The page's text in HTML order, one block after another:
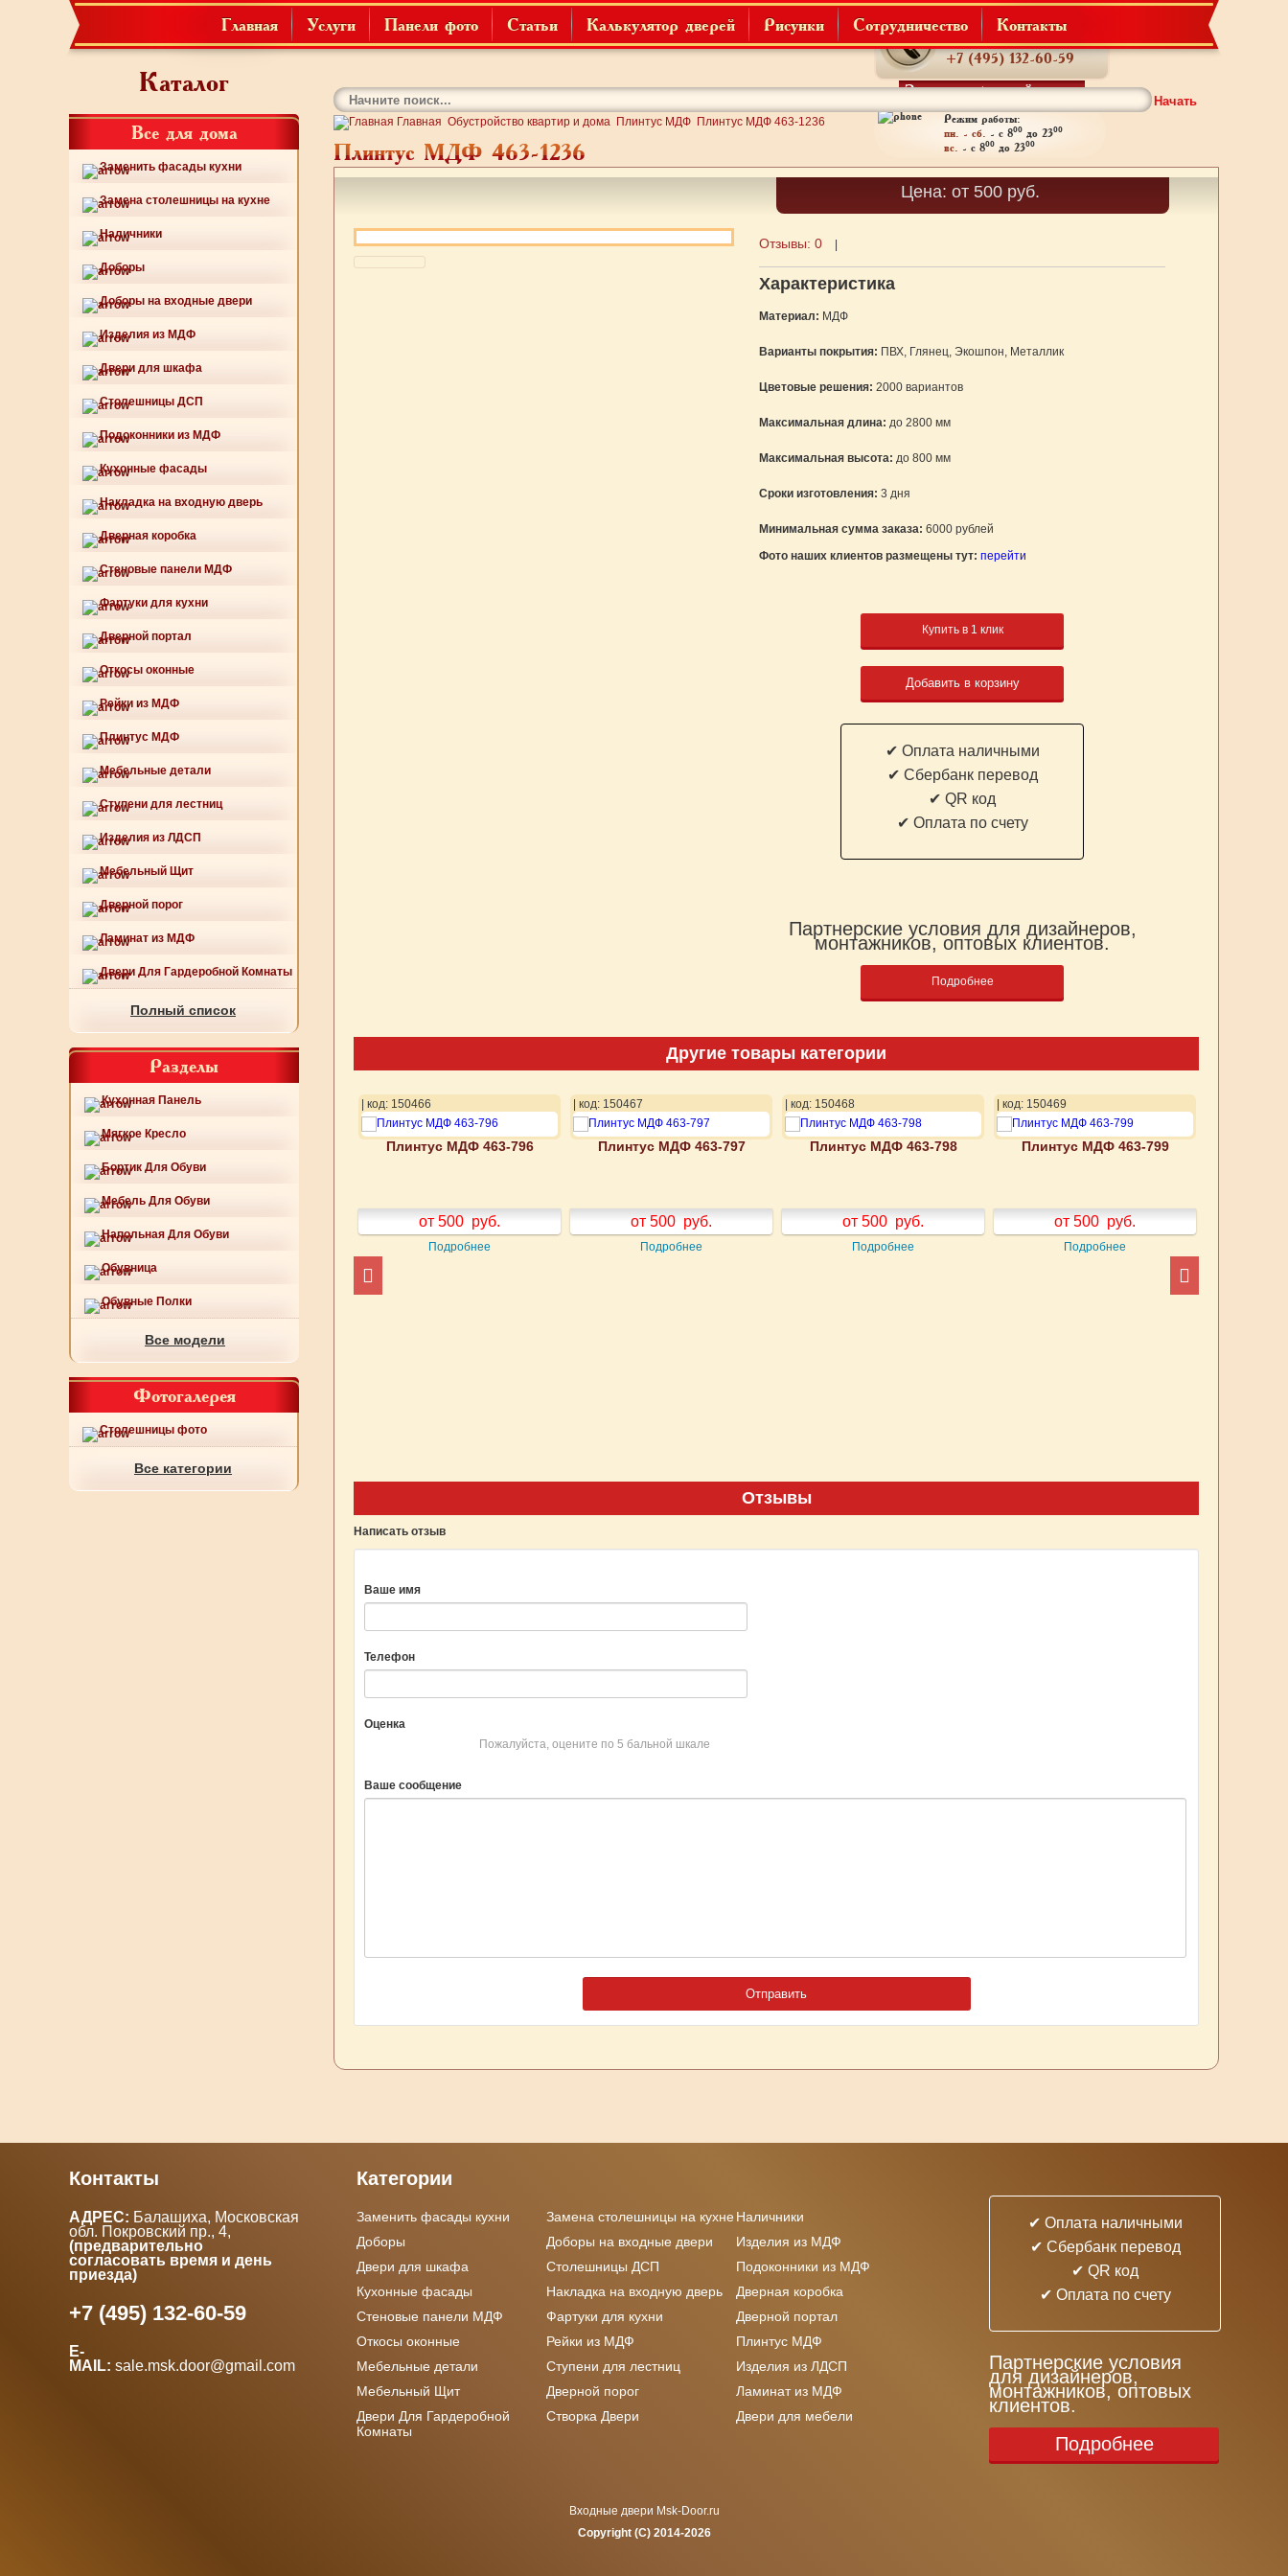
Телефон:
+7 (495) 132-60-59
Заказать обратный звонок
Режим работы:
пн. - сб. - с 800до 2300
вс. - с 800до 2300
Корзина
Товаров: 0
Главная Услуги Панели фото Статьи Калькулятор дверей Рисунки Сотрудничество Контакты
Каталог
Все для дома
Заменить фасады кухни
Замена столешницы на кухне
Наличники
Доборы
Доборы на входные двери
Изделия из МДФ
Двери для шкафа
Столешницы ДСП
Подоконники из МДФ
Кухонные фасады
Накладка на входную дверь
Дверная коробка
Стеновые панели МДФ
Фартуки для кухни
Дверной портал
Откосы оконные
Рейки из МДФ
Плинтус МДФ
Мебельные детали
Ступени для лестниц
Изделия из ЛДСП
Мебельный Щит
Дверной порог
Ламинат из МДФ
Двери Для Гардеробной Комнаты
Полный список
Разделы
Кухонная Панель
Мягкое Кресло
Бортик Для Обуви
Мебель Для Обуви
Напольная Для Обуви
Обувница
Обувные Полки
Все модели
Фотогалерея
Столешницы фото
Все категории
Начать
Главная Обустройство квартир и дома Плинтус МДФ Плинтус МДФ 463-1236
Плинтус МДФ 463-1236
Цена: от 500 руб.
Отзывы:0
Характеристика
Материал: МДФ
Варианты покрытия: ПВХ, Глянец, Экошпон, Металлик
Цветовые решения: 2000 вариантов
Максимальная длина: до 2800 мм
Максимальная высота: до 800 мм
Сроки изготовления: 3 дня
Минимальная сумма заказа: 6000 рублей
Фото наших клиентов размещены тут: перейти
Купить в 1 клик
Добавить в корзину
✔ Оплата наличными
✔ Cбербанк перевод
✔ QR код
✔ Оплата по счету
Партнерские условия для дизайнеров,
монтажников, оптовых клиентов.
Подробнее
Другие товары категории
МДФ 463-819
| код: 150490 | код: 150466
Плинтус МДФ 463-796
от 500 руб.
Подробнее
| код: 150467
Плинтус МДФ 463-797
от 500 руб.
Подробнее
| код: 150468
Плинтус МДФ 463-798
от 500 руб.
Подробнее
| код: 150469
Плинтус МДФ 463-799
от 500 руб.
Подробнее
Отзывы
Написать отзыв
Ваше имя
Телефон
Оценка
Пожалуйста, оцените по 5 бальной шкале
Ваше сообщение
Контакты
АДРЕС: Балашиха, Московская
обл. Покровский пр., 4,
(предварительно
согласовать время и день
приезда)
+7 (495) 132-60-59
E-
MAIL: sale.msk.door@gmail.com
Категории
Заменить фасады кухни Замена столешницы на кухнеНаличники
Доборы
Доборы на входные двери
Изделия из МДФ
Двери для шкафа
Столешницы ДСП
Подоконники из МДФ
Кухонные фасады
Накладка на входную дверь
Дверная коробка
Стеновые панели МДФ
Фартуки для кухни
Дверной портал
Откосы оконные
Рейки из МДФ
Плинтус МДФ
Мебельные детали
Ступени для лестниц
Изделия из ЛДСП
Мебельный Щит
Дверной порог
Ламинат из МДФ
Двери Для Гардеробной
Комнаты
Створка Двери Двери для мебели
✔ Оплата наличными
✔ Cбербанк перевод
✔ QR код
✔ Оплата по счету
Партнерские условия
для дизайнеров,
монтажников, оптовых
клиентов.
Подробнее
Входные двери Msk-Door.ru
Copyright (C) 2014-2026